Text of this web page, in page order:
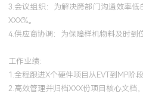
3.会议组织：为解决跨部门沟通效率
XXX%。
4.供应商协调：为保障样机物料及时到
工作业绩：
1.全程跟进X个硬件项目从EVT到MP阶
2.高效管理并归档XXX份项目核心文档